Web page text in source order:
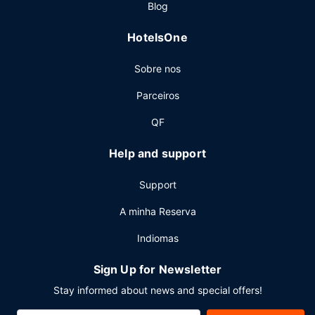
24 horas, multibanco/serviços bancários e elevador. Entre
de conferências e 4 salas de reuniões. Há estacionamento
Blog
HotelsOne
Sobre nos
Parceiros
QF
Help and support
Support
A minha Reserva
Indiomas
Sign Up for Newsletter
Stay informed about news and special offers!